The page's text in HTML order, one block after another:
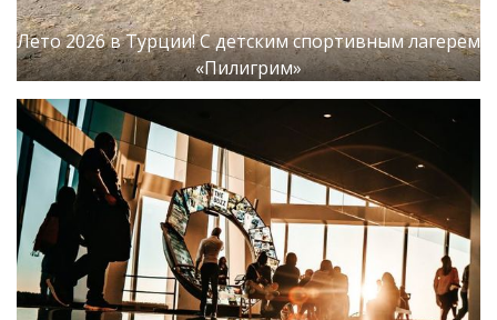
Лето 2026 в Турции! С детским спортивным лагерем
«Пилигрим»